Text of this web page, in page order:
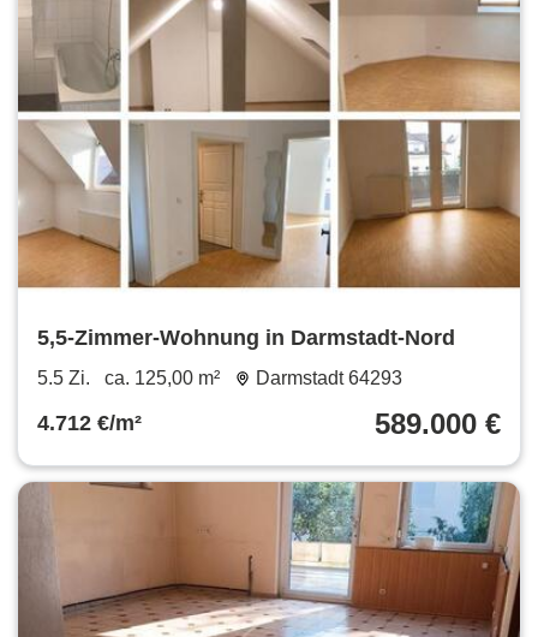
5,5-Zimmer-Wohnung in Darmstadt-Nord
5.5 Zi. ca. 125,00 m² Darmstadt 64293
4.712 €/m² 589.000 €